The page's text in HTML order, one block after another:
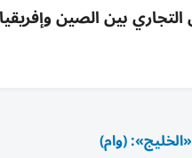
«الخليج»: (وام)